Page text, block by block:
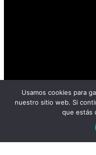
Usamos cookies para
nuestro sitio web. Si
que estás